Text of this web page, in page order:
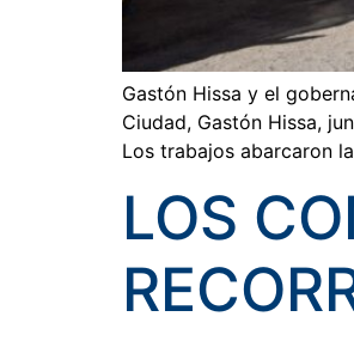
Gastón Hissa y el
Ciudad, Gastón Hissa,
Los trabajos abarcaron
LOS